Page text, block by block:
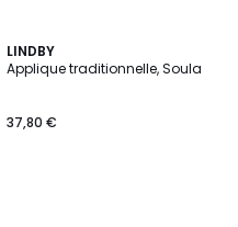
LINDBY
Applique traditionnelle, Soula
37,80 €